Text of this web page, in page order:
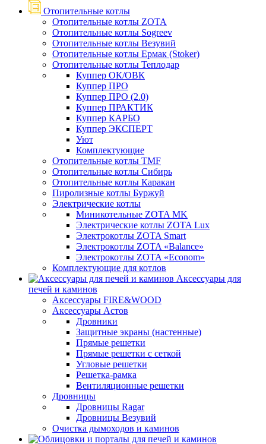
Отопительные котлы
Отопительные котлы ZOTA
Отопительные котлы Sogreev
Отопительные котлы Везувий
Отопительные котлы Ермак (Stoker)
Отопительные котлы Теплодар
Куппер ОК/ОВК
Куппер ПРО
Куппер ПРО (2.0)
Куппер ПРАКТИК
Куппер КАРБО
Куппер ЭКСПЕРТ
Уют
Комплектующие
Отопительные котлы TMF
Отопительные котлы Сибирь
Отопительные котлы Каракан
Пиролизные котлы Буржуй
Электрические котлы
Миникотельные ZOTA MK
Электрические котлы ZOTA Lux
Электрокотлы ZOTA Smart
Электрокотлы ZOTA «Balance»
Электрокотлы ZOTA «Econom»
Комплектующие для котлов
Аксессуары для
печей и каминов
Аксессуары FIRE&WOOD
Аксессуары Астов
Дровники
Защитные экраны (настенные)
Прямые решетки
Прямые решетки с сеткой
Угловые решетки
Решетка-рамка
Вентиляционные решетки
Дровницы
Дровницы Ragar
Дровницы Везувий
Очистка дымоходов и каминов